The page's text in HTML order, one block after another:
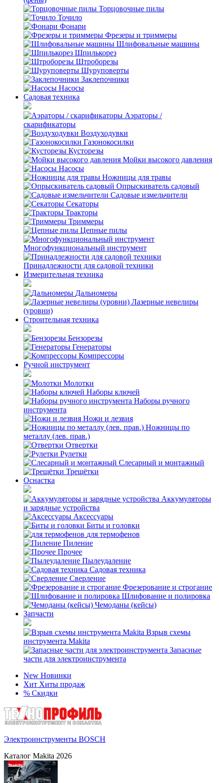
Торцовочные пилы
Точило
Фонари
Фрезеры и триммеры
Шлифовальные машины
Шпилькорез
Штроборезы
Шуруповерты
Заклепочники
Насосы
Садовая техника
Аэраторы /
скарификаторы
Воздуходувки
Газонокосилки
Кусторезы
Мойки высокого давления
Насосы
Ножницы для травы
Опрыскиватель садовый
Садовые измельчители
Секаторы
Тракторы
Триммеры
Цепные пилы
Многофункциональный инструмент
Принадлежности для садовой техники
Измерительная техника
Дальномеры
Лазерные невелиры
(уровни)
Строительная техника
Бензорезы
Генераторы
Компрессоры
Ручной инструмент
Молотки
Наборы ключей
Наборы ручного
инструмента
Ножи и лезвия
Ножницы по
металлу (лев. прав.)
Отвертки
Рулетки
Слесарный и монтажный
Трещётки
Оснастка
Аккумуляторы
и зарядные устройства
Аксессуары
Биты и головки
для термофенов
Пиление
Прочее
Пылеудаление
Садовая техника
Сверление
Фрезерование и строгание
Шлифование и полировка
Чемоданы (кейсы)
Запчасти
Взрыв схемы
инструмента Makita
Запасные
части для электроинструмента
New Новинки
Хит Хиты продаж
% Скидки
Электроинструменты BOSCH
Каталог Makita 2026